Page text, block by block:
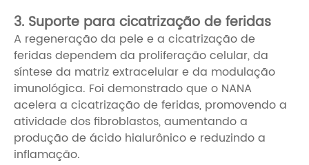
3. Suporte para cicatrização de feridas
A regeneração da pele e a cicatrização de
feridas dependem da proliferação celular, da
síntese da matriz extracelular e da modulação
imunológica. Foi demonstrado que o NANA
acelera a cicatrização de feridas, promovendo a
atividade dos fibroblastos, aumentando a
produção de ácido hialurônico e reduzindo a
inflamação.